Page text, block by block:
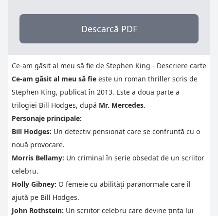
Descarcă PDF
Ce-am găsit al meu să fie de Stephen King - Descriere carte
Ce-am găsit al meu să fie este un roman thriller scris de
Stephen King, publicat în 2013. Este a doua parte a
trilogiei Bill Hodges, după Mr. Mercedes.
Personaje principale:
Bill Hodges: Un detectiv pensionat care se confruntă cu o
nouă provocare.
Morris Bellamy: Un criminal în serie obsedat de un scriitor
celebru.
Holly Gibney: O femeie cu abilități paranormale care îl
ajută pe Bill Hodges.
John Rothstein: Un scriitor celebru care devine ținta lui